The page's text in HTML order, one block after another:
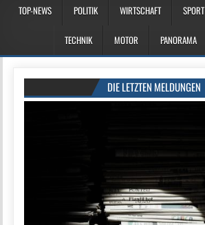
TOP-NEWS POLITIK WIRTSCHAFT SPORT
TECHNIK MOTOR PANORAMA
DIE LETZTEN MELDUNGEN